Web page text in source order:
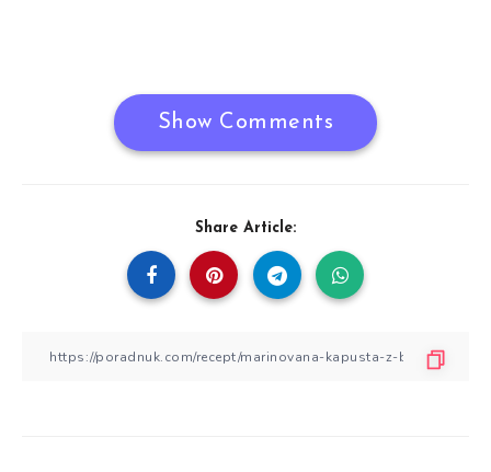
Show Comments
Share Article: